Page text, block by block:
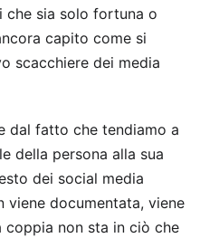
che sia solo fortuna o
capito come si
scacchiere dei media
dal fatto che tendiamo a
della persona alla sua
dei social media
viene documentata, viene
non sta in ciò che